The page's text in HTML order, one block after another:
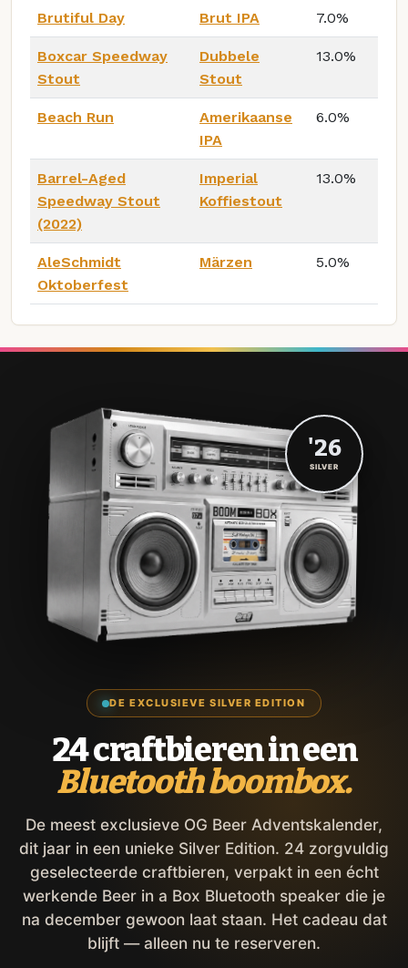
Brutiful Day Brut IPA 7.0%
Boxcar Speedway
Stout
Dubbele
Stout
13.0%
Beach Run
Amerikaanse
IPA
6.0%
Barrel-Aged
Speedway Stout
(2022)
Imperial
Koffiestout
13.0%
AleSchmidt
Oktoberfest
Märzen 5.0%
DE EXCLUSIEVE SILVER EDITION
24 craftbieren in een
Bluetooth boombox.
De meest exclusieve OG Beer Adventskalender,
dit jaar in een unieke Silver Edition. 24 zorgvuldig
geselecteerde craftbieren, verpakt in een écht
werkende Beer in a Box Bluetooth speaker die je
na december gewoon laat staan. Het cadeau dat
blijft — alleen nu te reserveren.
'26
SILVER